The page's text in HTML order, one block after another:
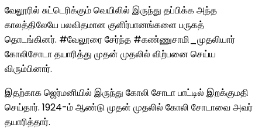
வேலூரில் சுட்டெரிக்கும் வெயிலில் இருந்து தப்பிக்க அந்த
காலத்திலேயே பலவிதமான குளிர்பானங்களை பருகத்
தொடங்கினர். #வேலூரை சேர்ந்த #கண்ணுசாமி_முதலியார்
கோலிசோடா தயாரித்து முதன் முதலில் விற்பனை செய்ய
விரும்பினார்.
இதற்காக ஜெர்மனியில் இருந்து கோலி சோடா பாட்டில் இறக்குமதி
செய்தார். 1924-ம் ஆண்டு முதன் முதலில் கோலி சோடாவை அவர்
தயாரித்தார்.